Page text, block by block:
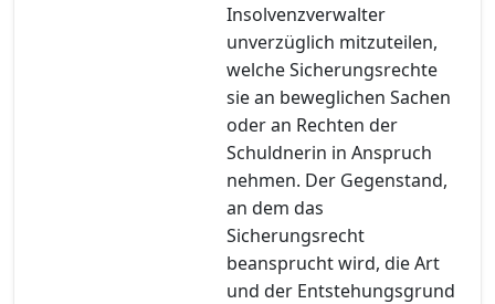
Insolvenzverwalter
unverzüglich mitzuteilen,
welche Sicherungsrechte
sie an beweglichen Sachen
oder an Rechten der
Schuldnerin in Anspruch
nehmen. Der Gegenstand,
an dem das
Sicherungsrecht
beansprucht wird, die Art
und der Entstehungsgrund